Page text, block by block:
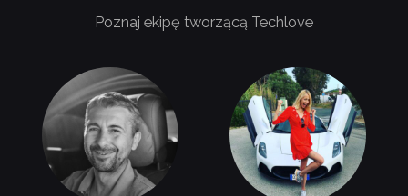
Poznaj ekipę tworzącą Techlove